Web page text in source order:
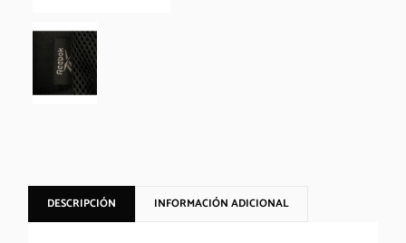
DESCRIPCIÓN INFORMACIÓN ADICIONAL